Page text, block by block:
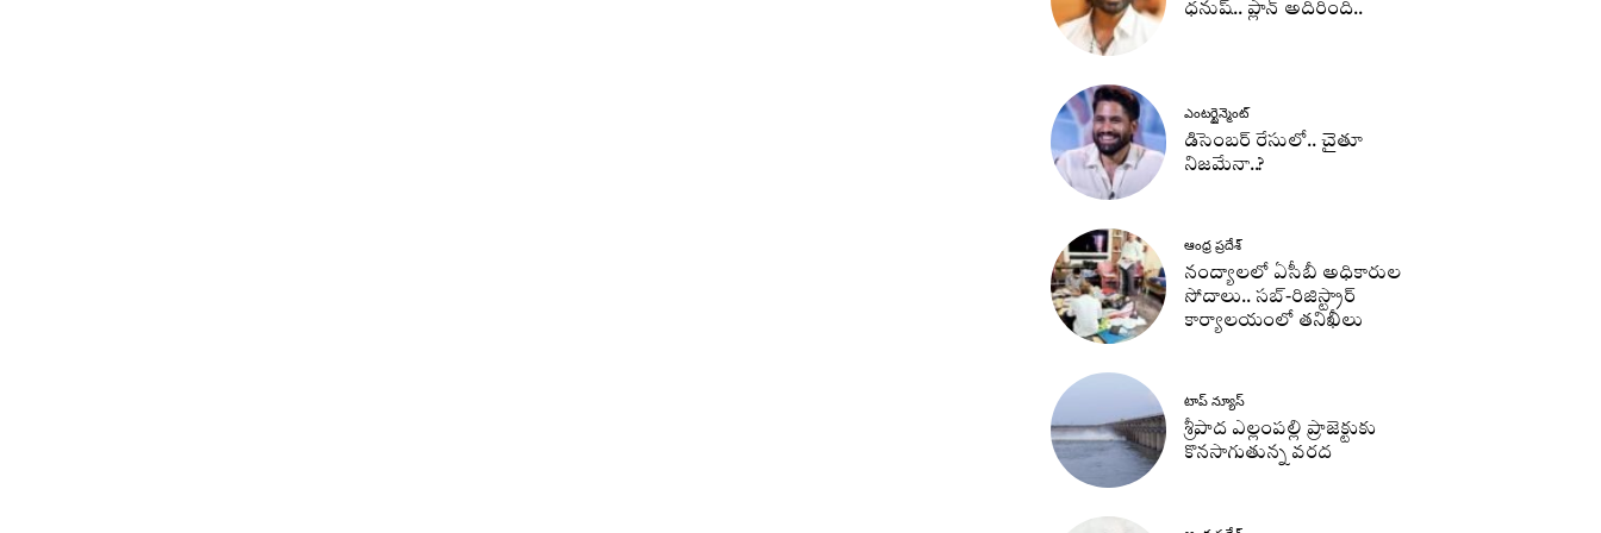
ధనుష్‌.. ప్లాన్ అదిరింది..
ఎంటర్టైన్మెంట్
డిసెంబర్ రేసులో.. చైతూ
నిజమేనా..?
ఆంధ్ర ప్రదేశ్
నంద్యాలలో ఏసీబీ అధికారుల
సోదాలు.. సబ్-రిజిస్ట్రార్
కార్యాలయంలో తనిఖీలు
టాప్ న్యూస్
శ్రీపాద ఎల్లంపల్లి ప్రాజెక్టుకు
కొనసాగుతున్న వరద